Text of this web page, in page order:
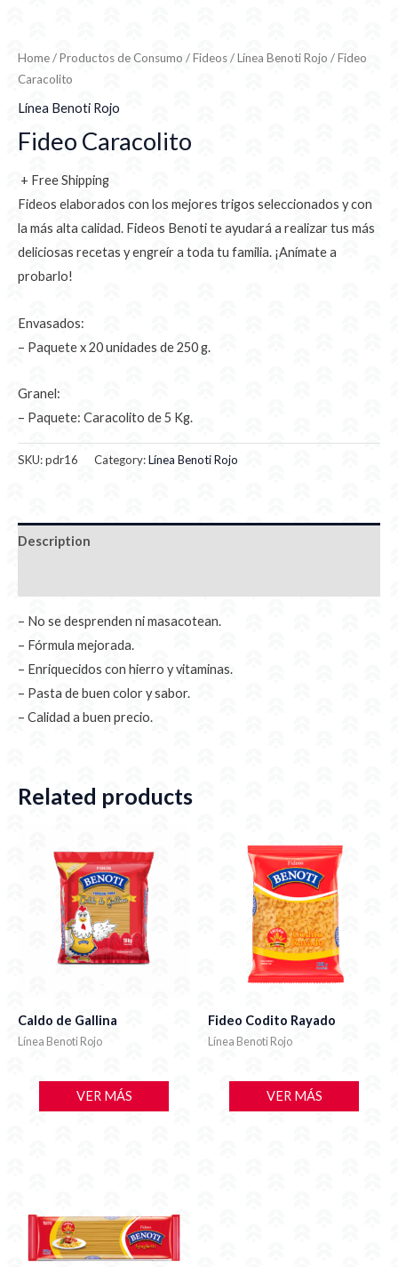
Home/Productos de Consumo /Fideos/Línea Benoti Rojo / Fideo
Caracolito
Línea Benoti Rojo
Fideo Caracolito
+ Free Shipping
Fideos elaborados con los mejores trigos seleccionados y con
la más alta calidad. Fideos Benoti te ayudará a realizar tus más
deliciosas recetas y engreír a toda tu familia. ¡Anímate a
probarlo!
Envasados:
– Paquete x 20 unidades de 250 g.
Granel:
– Paquete: Caracolito de 5 Kg.
SKU:pdr16 Category:Línea Benoti Rojo
Description
– No se desprenden ni masacotean.
– Fórmula mejorada.
– Enriquecidos con hierro y vitaminas.
– Pasta de buen color y sabor.
– Calidad a buen precio.
Related products
Caldo de Gallina
Línea Benoti Rojo
VER MÁS
Fideo Codito Rayado
Línea Benoti Rojo
VER MÁS